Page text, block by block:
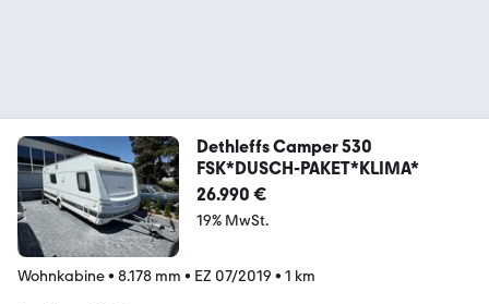
Dethleffs Camper 530
FSK*DUSCH-PAKET*KLIMA*
26.990 €
19% MwSt.
Wohnkabine• 8.178 mm • EZ 07/2019 • 1 km